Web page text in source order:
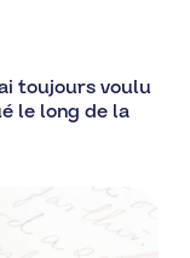
toujours voulu
le long de la